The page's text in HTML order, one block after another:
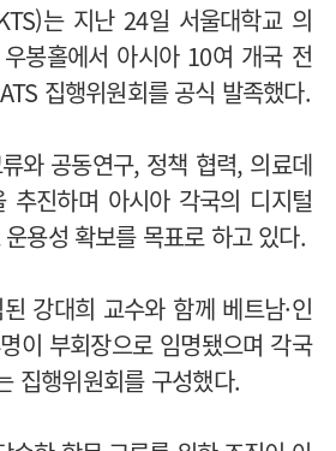
는 지난 24일 서울대학교 의
봉홀에서 아시아 10여 개국 전
집행위원회를 공식 발족했다.
와 공동연구, 정책 협력, 의료데
추진하며 아시아 각국의 디지털
용성 확보를 목표로 하고 있다.
강대희 교수와 함께 베트남·인
이 부회장으로 임명됐으며 각국
집행위원회를 구성했다.